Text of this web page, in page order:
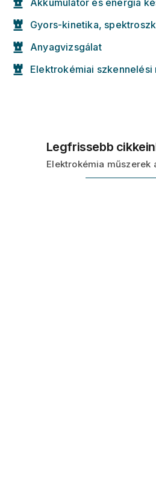
Gyors-kinetika,
Anyagvizsgálat
Elektrokémiai
Legfrissebb
Elektrokémia műszerek